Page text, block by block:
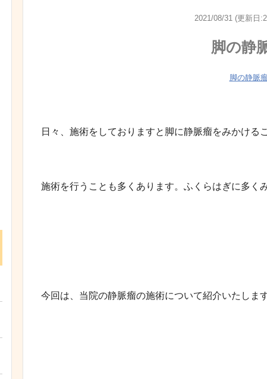
2021/08/31 (更新日
脚の静
脚の静脈
日々、施術をしておりますと脚に静脈瘤をみかける
施術を行うことも多くあります。ふくらはぎに多く
今回は、当院の静脈瘤の施術について紹介いたします